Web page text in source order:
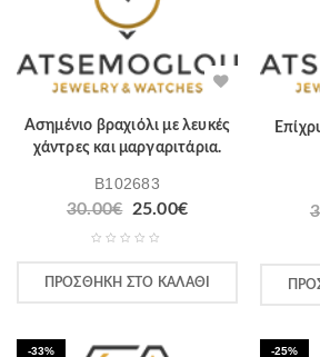
Ασημένιο βραχιόλι με λευκές
χάντρες και μαργαριτάρια.
B102683
30.00€ 25.00€
ΠΡΟΣΘΉΚΗ ΣΤΟ ΚΑΛΆΘΙ
-33% -25%